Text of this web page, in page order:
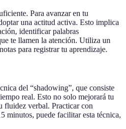
Para avanzar en tu
una actitud activa. Esto implica
identificar palabras
te llamen la atención. Utiliza un
para registrar tu aprendizaje.
del “shadowing”, que consiste
real. Esto no solo mejorará tu
fluidez verbal. Practicar con
minutos, puede facilitar esta técnica,